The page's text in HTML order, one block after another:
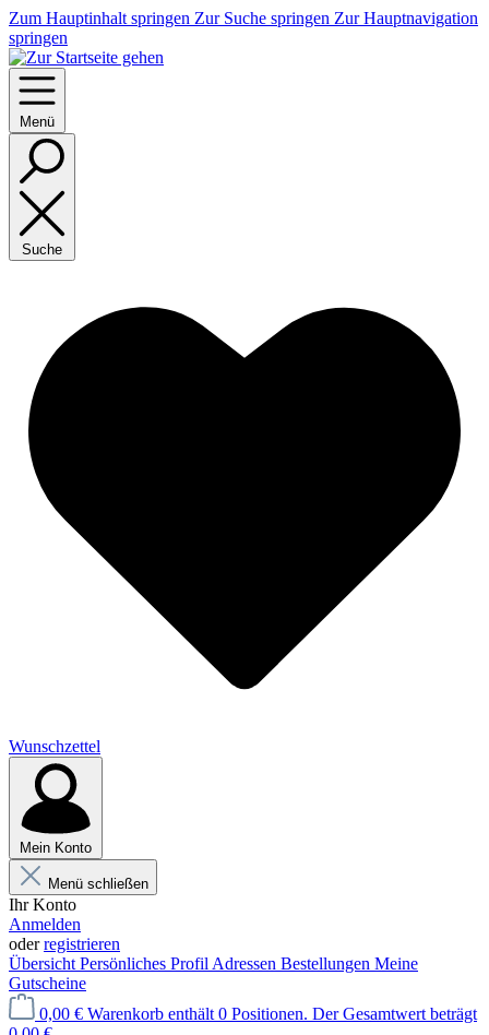
Zum Hauptinhalt springen Zur Suche springen Zur Hauptnavigation
springen
Menü
Suche
Wunschzettel
Mein Konto
Menü schließen
Ihr Konto
Anmelden
oderregistrieren
Übersicht Persönliches Profil Adressen Bestellungen Meine
Gutscheine
0,00 € Warenkorb enthält 0 Positionen. Der Gesamtwert beträgt